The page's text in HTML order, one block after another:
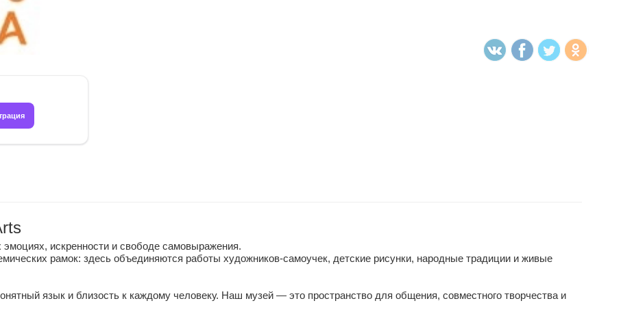
искренности и свободе самовыражения.
рамок: здесь объединяются работы художников-самоучек, детские рисунки, народные традиции и живые
язык и близость к каждому человеку. Наш музей — это пространство для общения, совместного творчества и